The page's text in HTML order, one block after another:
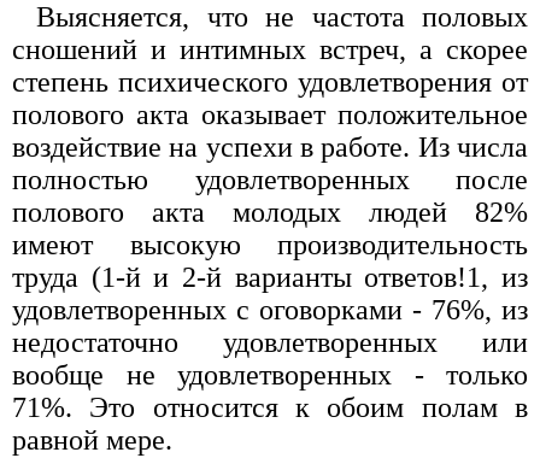
Выясняется, что не частота половых
сношений и интимных встреч, а скорее
степень психического удовлетворения от
полового акта оказывает положительное
воздействие на успехи в работе. Из числа
полностью удовлетворенных после
полового акта молодых людей 82%
имеют высокую производительность
труда (1-й и 2-й варианты ответов!1, из
удовлетворенных с оговорками - 76%, из
недостаточно удовлетворенных или
вообще не удовлетворенных - только
71%. Это относится к обоим полам в
равной мере.